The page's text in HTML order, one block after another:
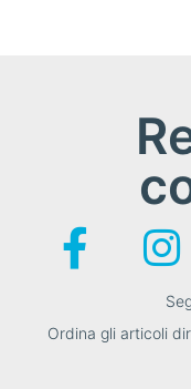
Ordina gli articoli